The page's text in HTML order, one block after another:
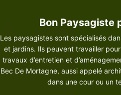
Bon Paysagiste
Les paysagistes sont spécialisés
et jardins. Ils peuvent travailler
travaux d’entretien et
Bec De Mortagne, aussi appelé
dans une cour ou un